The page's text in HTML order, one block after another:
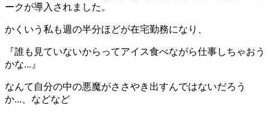
ークが導入されました。
かくいう私も週の半分ほどが在宅勤務になり、
『誰も見ていないからってアイス食べながら仕事しちゃおう
かな...』
なんて自分の中の悪魔がささやき出すんではないだろう
か...、などなど